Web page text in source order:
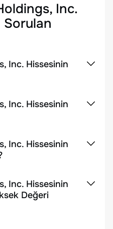
Inc.
Sorulan
Inc. Hissesinin
Inc. Hissesinin
Inc. Hissesinin
Inc. Hissesinin
Değeri